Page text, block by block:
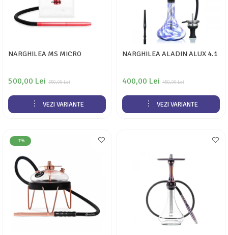
NARGHILEA MS MICRO
550,00 Lei
500,00 Lei
VEZI VARIANTE
NARGHILEA ALADIN ALUX 4.1
450,00 Lei
400,00 Lei
VEZI VARIANTE
-7%